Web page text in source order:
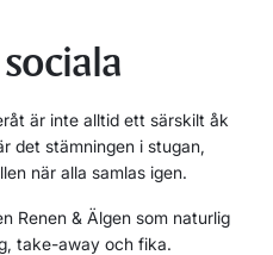
är inte alltid ett särskilt åk
det stämningen i stugan,
när alla samlas igen.
Renen & Älgen som naturlig
take-away och fika.